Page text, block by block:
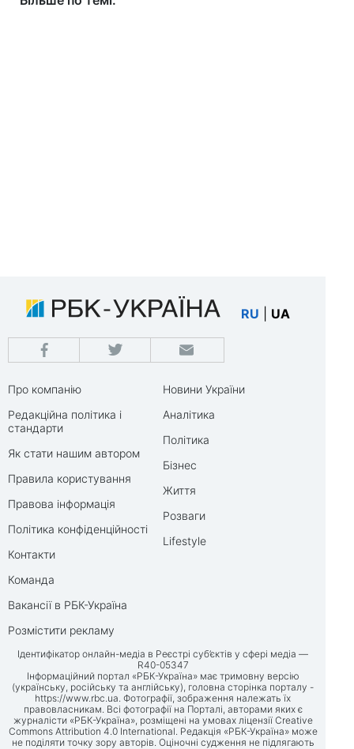
RU UA
Про компанію
Редакційна політика і
стандарти
Як стати нашим автором
Правила користування
Правова інформація
Політика конфіденційності
Контакти
Команда
Вакансії в РБК-Україна
Розмістити рекламу
Новини України
Аналітика
Політика
Бізнес
Життя
Розваги
Lifestyle
Ідентифікатор онлайн-медіа в Реєстрі суб’єктів у сфері медіа —
R40-05347
Інформаційний портал «РБК-Україна» має тримовну версію
(українську, російську та англійську), головна сторінка порталу -
https://www.rbc.ua. Фотографії, зображення належать їх
правовласникам. Всі фотографії на Порталі, авторами яких є
журналісти «РБК-Україна», розміщені на умовах ліцензії Creative
Commons Attribution 4.0 International. Редакція «РБК-Україна» може
не поділяти точку зору авторів. Оціночні судження не підлягають